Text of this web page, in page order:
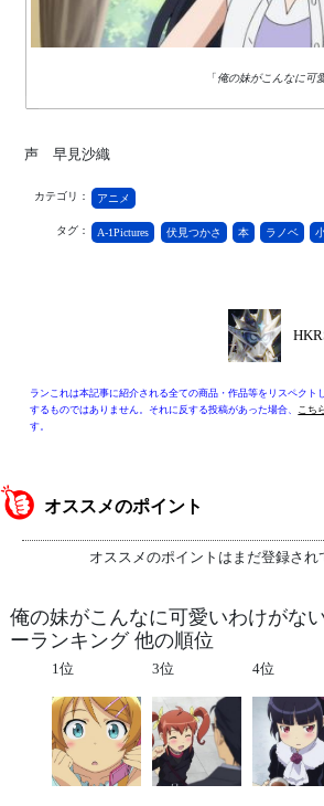
「俺の妹がこんなに可
声 早見沙織
カテゴリ： アニメ
タグ： A-1Pictures 伏見つかさ 本 ラノベ
ランこれは本記事に紹介される全ての商品・作品等をリスペクト
するものではありません。それに反する投稿があった場合、
こち
す。
オススメのポイント
オススメのポイントはまだ登録され
俺の妹がこんなに可愛いわけがな
ーランキング 他の順位
1位 3位 4位